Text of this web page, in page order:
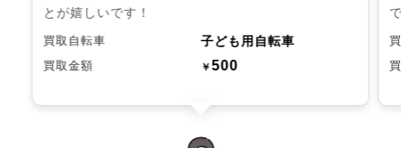
とが嬉しいです！
買取自転車 子ども用自転車
買取金額 ￥500